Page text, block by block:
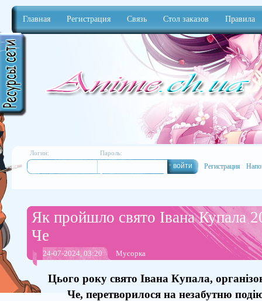
Главная Регистрация Связь Стол заказов Правила
Логин: Пароль:
Регистрация
Як пройшло свято Івана Купала
Че
24-07-2024, 03:20 Мусорка
Цього року свято Івана Купала,
Че, перетворилося на незабутню